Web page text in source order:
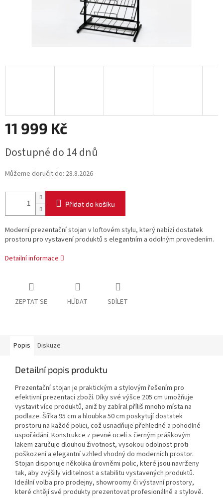
11 999 Kč
cena:
Dostupné do 14 dnů
Můžeme doručit do: 28.8.2026
Přidat do košíku
Moderní prezentační stojan v loftovém stylu, který nabízí dostatek
prostoru pro vystavení produktů s elegantním a odolným provedením.
Detailní informace
ZEPTAT SE HLÍDAT SDÍLET
Popis Diskuze
Detailní popis produktu
Prezentační stojan je praktickým a stylovým řešením pro
efektivní prezentaci zboží. Díky své výšce 205 cm umožňuje
vystavit více produktů, aniž by zabíral příliš mnoho místa na
podlaze. Šířka 95 cm a hloubka 50 cm poskytují dostatek
prostoru na každé polici, což usnadňuje přehledné a pohodlné
uspořádání. Konstrukce z pevné oceli s černým práškovým
lakem zaručuje dlouhou životnost, vysokou odolnost proti
poškození a elegantní vzhled vhodný do moderních prostor.
Stojan disponuje několika úrovněmi polic, které jsou navrženy
tak, aby zvýšily viditelnost a stabilitu vystavených produktů.
Ideální volba pro prodejny, showroomy či výstavní prostory,
které chtějí své produkty prezentovat profesionálně a stylově.